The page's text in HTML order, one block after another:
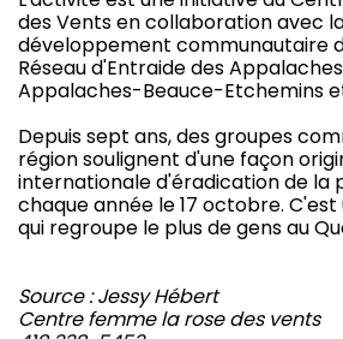
des Vents en collaboration avec
développement communautaire
Réseau d'Entraide des
Appalaches-Beauce-Etchemins
Depuis sept ans, des groupes
région soulignent d'une façon
internationale d'éradication de la
chaque année le 17 octobre.
qui regroupe le plus de gens au
Source : Jessy Hébert
Centre femme la rose des vents